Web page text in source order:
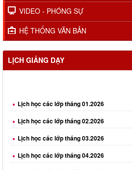
VIDEO - PHÓNG SỰ
HỆ THỐNG VĂN BẢN
LỊCH GIẢNG DẠY
Lịch học các lớp tháng 02.2026
Lịch học các lớp tháng 03.2026
Lịch học các lớp tháng 04.2026
Lịch học các lớp tháng 05.2026